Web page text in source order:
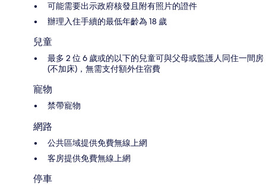
可能需要出示政府核發且附有照片的證件
辦理入住手續的最低年齡為 18 歲
兒童
最多 2 位 6 歲或的以下的兒童可與父母或監護人同住一間房
(不加床)，無需支付額外住宿費
寵物
禁帶寵物
網路
公共區域提供免費無線上網
客房提供免費無線上網
停車